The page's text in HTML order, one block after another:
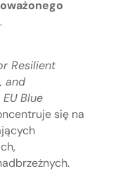
.
Resilient
and
Blue
się na